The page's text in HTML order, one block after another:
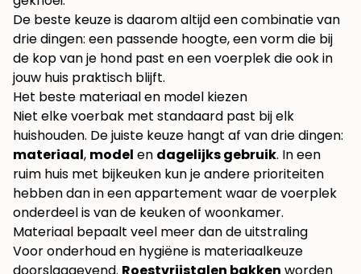
De beste keuze is daarom altijd een combinatie van
drie dingen: een passende hoogte, een vorm die bij
de kop van je hond past en een voerplek die ook in
jouw huis praktisch blijft.
Het beste materiaal en model kiezen
Niet elke voerbak met standaard past bij elk
huishouden. De juiste keuze hangt af van drie dingen:
materiaal, model en dagelijks gebruik. In een
ruim huis met bijkeuken kun je andere prioriteiten
hebben dan in een appartement waar de voerplek
onderdeel is van de keuken of woonkamer.
Materiaal bepaalt veel meer dan de uitstraling
Voor onderhoud en hygiëne is materiaalkeuze